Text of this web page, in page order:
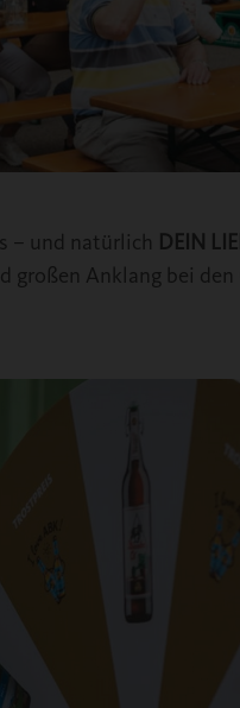
– und natürlich DEIN
großen Anklang bei